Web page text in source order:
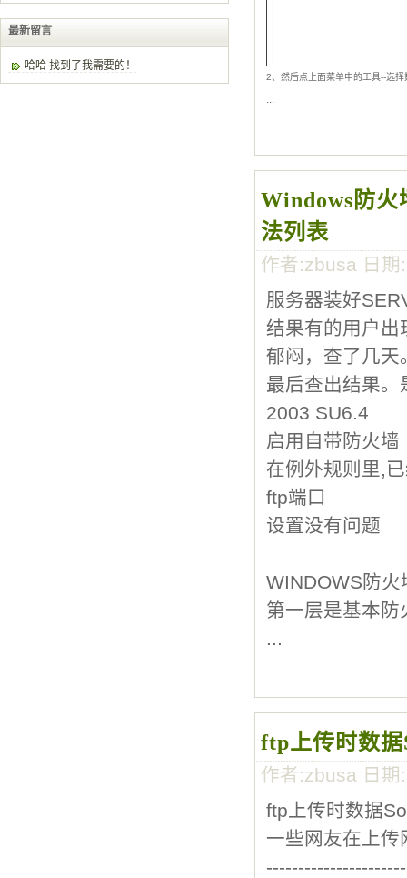
2、然后点上面菜单中的工具--选
...
Windows防火
法列表
作者:zbusa 日
服务器装好
结果有的用户出
郁闷，查了几天
最后查出结果。
2003 SU6.4
启用自带防火墙
在例外规则里,
ftp端口
设置没有问题
WINDOWS防火
第一层是基本
...
ftp上传时数
作者:zbusa 日
ftp上传时数据
一些网友在上传
最新留言
哈哈 找到了我需要的！